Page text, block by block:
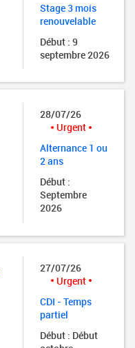
Stage 3 mois
renouvelable
Début : 9
septembre 2026
28/07/26
Urgent
Alternance 1 ou
2 ans
Début :
Septembre
2026
27/07/26
Urgent
CDI - Temps
partiel
Début : Début